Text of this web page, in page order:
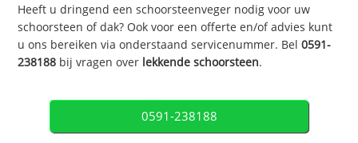
Heeft u dringend een schoorsteenveger nodig voor uw
schoorsteen of dak? Ook voor een offerte en/of advies kunt
u ons bereiken via onderstaand servicenummer. Bel0591-
238188 bij vragen over lekkende schoorsteen.
0591-238188